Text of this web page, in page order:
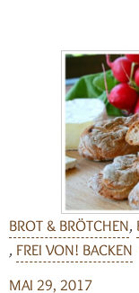
BROT & BRÖTCHEN,
, FREI VON! BACKEN
MAI 29, 2017